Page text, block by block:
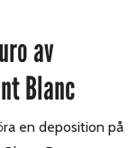
av
Blanc
en deposition på